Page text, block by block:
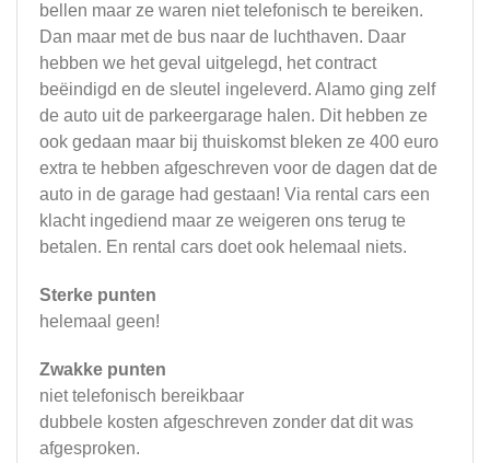
bellen maar ze waren niet telefonisch te bereiken.
Dan maar met de bus naar de luchthaven. Daar
hebben we het geval uitgelegd, het contract
beëindigd en de sleutel ingeleverd. Alamo ging zelf
de auto uit de parkeergarage halen. Dit hebben ze
ook gedaan maar bij thuiskomst bleken ze 400 euro
extra te hebben afgeschreven voor de dagen dat de
auto in de garage had gestaan! Via rental cars een
klacht ingediend maar ze weigeren ons terug te
betalen. En rental cars doet ook helemaal niets.
Sterke punten
helemaal geen!
Zwakke punten
niet telefonisch bereikbaar
dubbele kosten afgeschreven zonder dat dit was
afgesproken.